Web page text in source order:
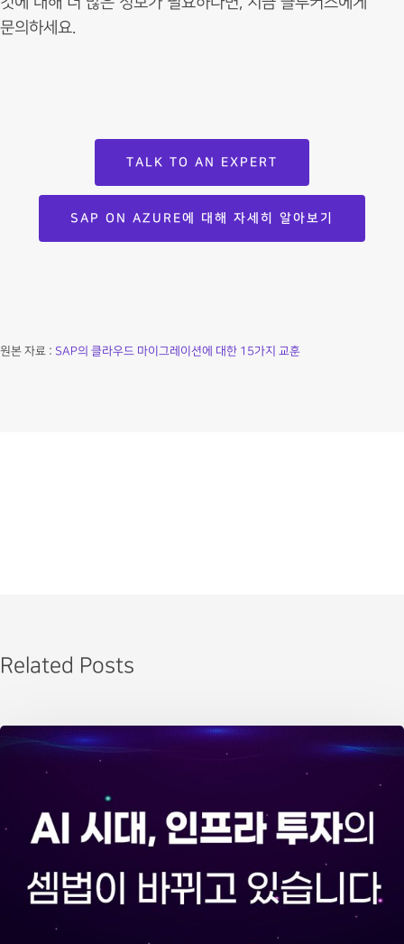
문의하세요.
TALK TO AN EXPERT
SAP ON AZURE에 대해 자세히 알아보기
원본 자료 : SAP의 클라우드 마이그레이션에 대한 15가지 교훈
Related Posts